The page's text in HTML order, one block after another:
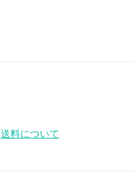
送料について